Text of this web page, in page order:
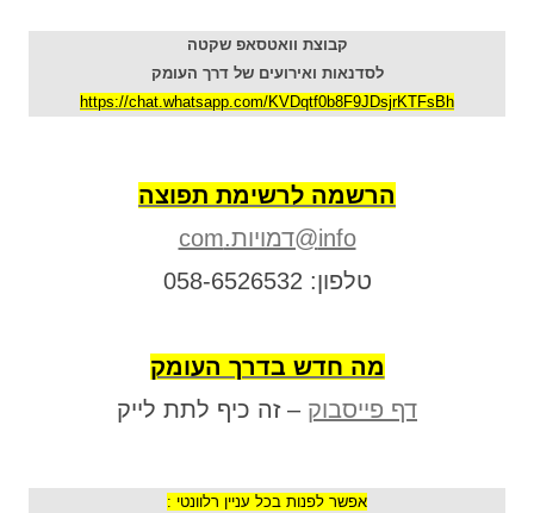
קבוצת וואטסאפ שקטה
לסדנאות ואירועים של דרך העומק
https://chat.whatsapp.com/KVDqtf0b8F9JDsjrKTFsBh
הרשמה לרשימת תפוצה
info@דמויות.com
טלפון: 058-6526532
מה חדש בדרך העומק
דף פייסבוק – זה כיף לתת לייק
אפשר לפנות בכל עניין רלוונטי :